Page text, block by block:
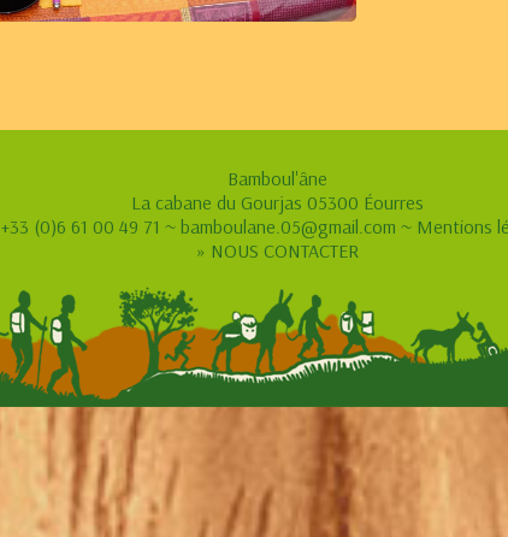
Bamboul'âne
La cabane du Gourjas 05300 Éourres
+33 (0)6 61 00 49 71 ~ bamboulane.05@gmail.com ~ Mentions
» NOUS CONTACTER